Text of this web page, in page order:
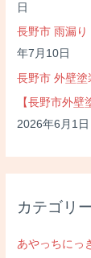
日
長野市 雨漏
年7月10日
長野市 外壁塗
【長野市外
2026年6月1日
カテゴリ
あやっちにっ